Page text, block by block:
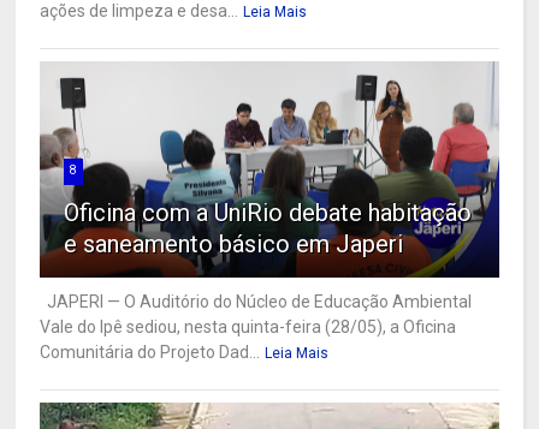
ações de limpeza e desa...
Leia Mais
8
Oficina com a UniRio debate habitação
e saneamento básico em Japeri
JAPERI — O Auditório do Núcleo de Educação Ambiental
Vale do Ipê sediou, nesta quinta-feira (28/05), a Oficina
Comunitária do Projeto Dad...
Leia Mais